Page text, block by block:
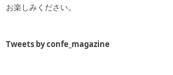
お楽しみください。
Tweets by confe_magazine